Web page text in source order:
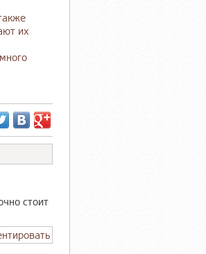
их
стоит